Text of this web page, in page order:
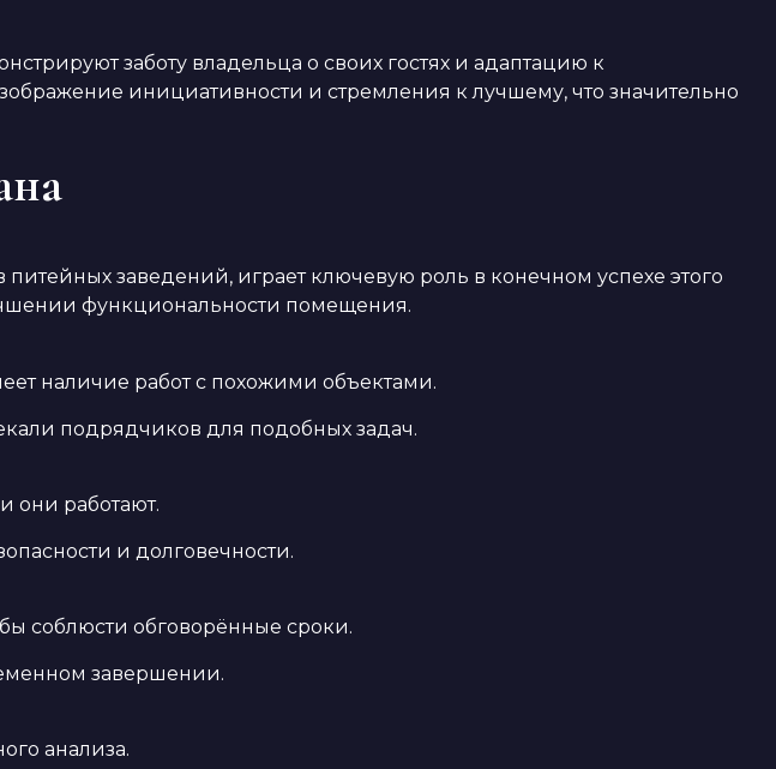
заботу владельца о своих гостях и адаптацию к
инициативности и стремления к лучшему, что значительно
заведений, играет ключевую роль в конечном успехе этого
функциональности помещения.
наличие работ с похожими объектами.
подрядчиков для подобных задач.
они работают.
и долговечности.
соблюсти обговорённые сроки.
завершении.
анализа.